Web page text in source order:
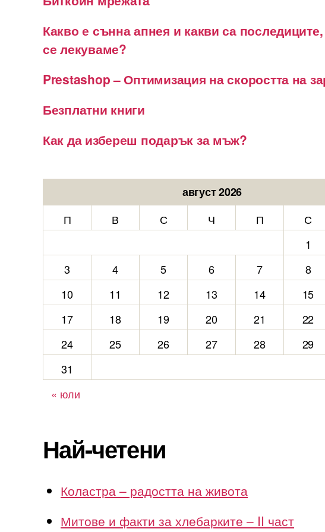
Какво е сънна апнея и какви са
се лекуваме?
Prestashop – Оптимизация на скоростта на
Безплатни книги
Как да избереш подарък за мъж?
август 2026
П
В С Ч П С
1
3
4 5 6 7 8
10
11 12 13 14 15
17
18 19 20 21 22
24
25 26 27 28 29
31
« юли
Най-четени
Коластра – радостта на живота
Митове и факти за хлебарките – II част